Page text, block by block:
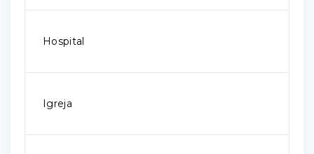
Hospital
Igreja